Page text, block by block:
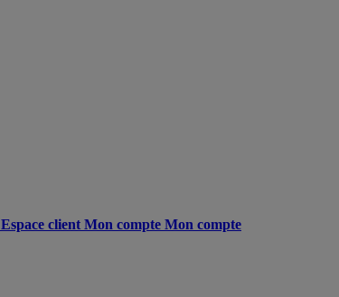
Espace client Mon compte Mon compte